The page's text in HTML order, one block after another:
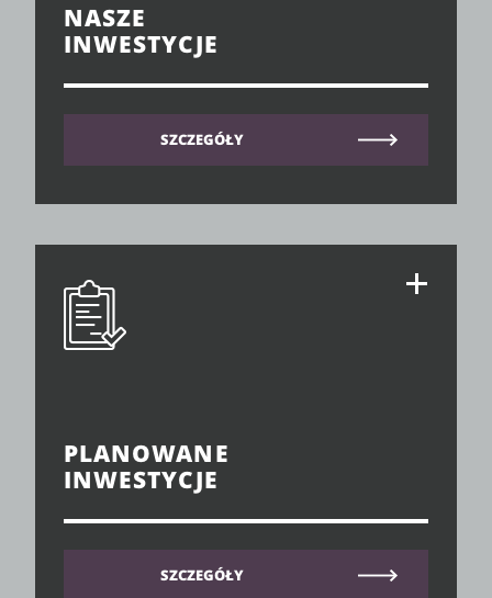
NASZE
INWESTYCJE
SZCZEGÓŁY
PLANOWANE
INWESTYCJE
SZCZEGÓŁY